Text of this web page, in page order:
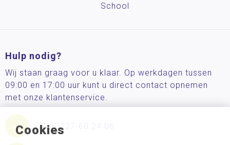
Cookies
School
Hulp nodig?
Wij staan graag voor u klaar. Op werkdagen tussen
09:00 en 17:00 uur kunt u direct contact opnemen
met onze klantenservice.
+31(0)227-60 24 06